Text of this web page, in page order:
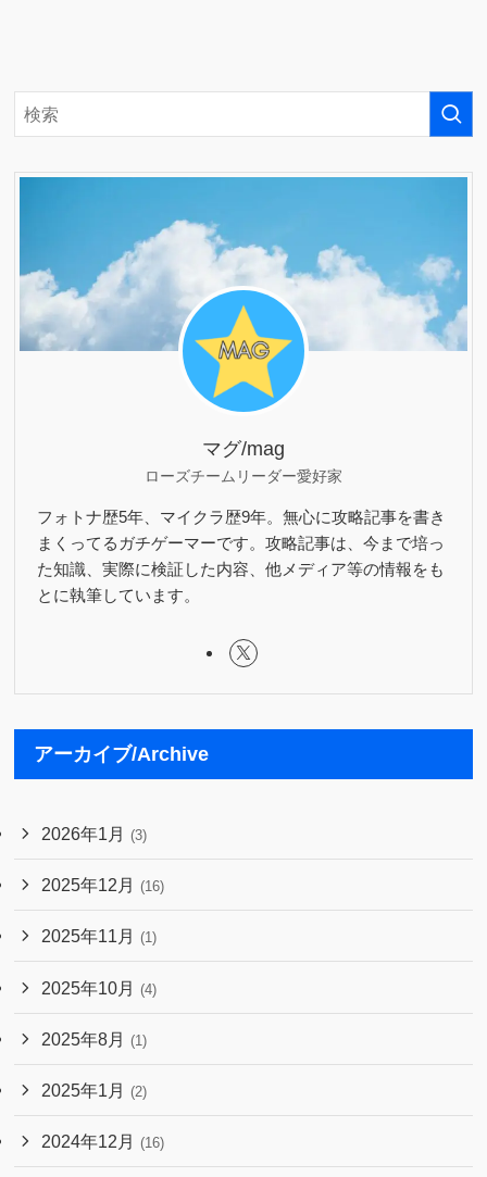
マグ/mag
ローズチームリーダー愛好家
フォトナ歴5年、マイクラ歴9年。無心に攻略記事を書き
まくってるガチゲーマーです。攻略記事は、今まで培っ
た知識、実際に検証した内容、他メディア等の情報をも
とに執筆しています。
アーカイブ/Archive
2026年1月 (3)
2025年12月 (16)
2025年11月 (1)
2025年10月 (4)
2025年8月 (1)
2025年1月 (2)
2024年12月 (16)